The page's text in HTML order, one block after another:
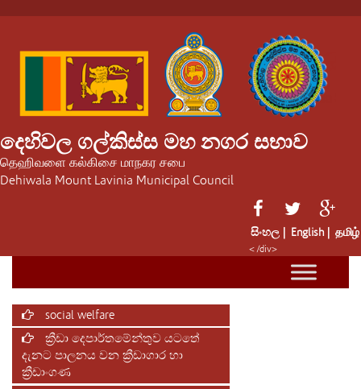
දෙහිවල ගල්කිස්ස මහ නගර සභාව
தெஹிவளை கல்கிசை மாநகர சபை
Dehiwala Mount Lavinia Municipal Council
සිංහල | English | தமிழ்
< /div>
social welfare
ක්‍රීඩා දෙපාර්තමේන්තුව යටතේ
දැනට පාලනය වන ක්‍රීඩාගාර හා
ක්‍රීඩාංගණ